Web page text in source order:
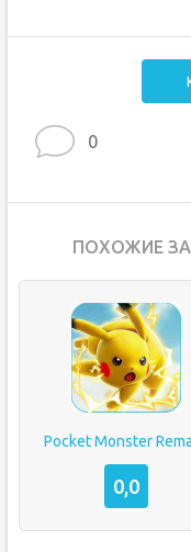
0
ПОХОЖИЕ
Pocket Monster
0,0